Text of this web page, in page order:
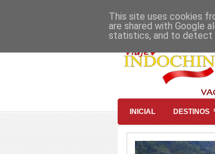
INICIAL DESTINOS
This site uses cookies
are shared with Google
statistics, and to detect